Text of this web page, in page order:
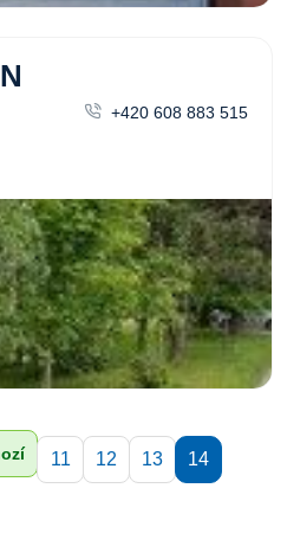
+420 608 883 515
11 12 13 14